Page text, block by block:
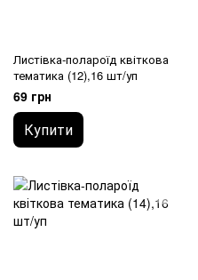
Листівка-полароїд квіткова
тематика (12),16 шт/уп
69 грн
Купити